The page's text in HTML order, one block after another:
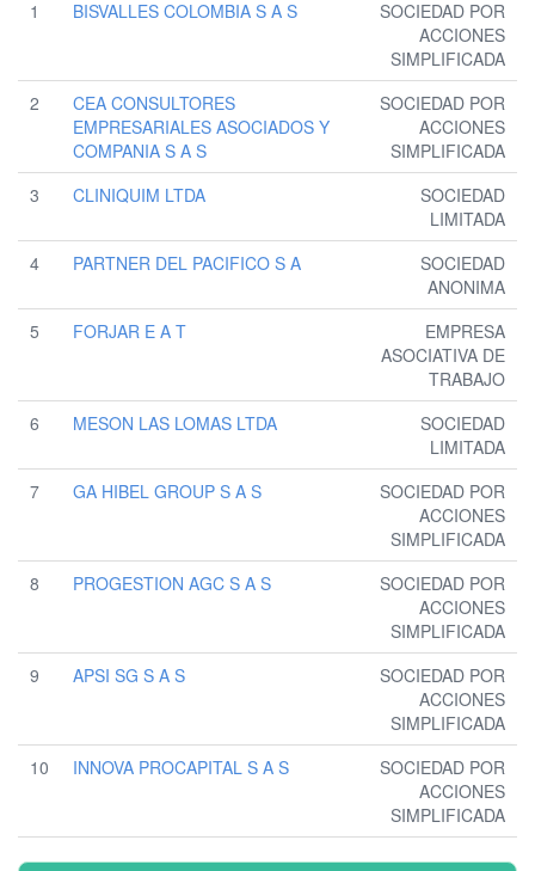
1 BISVALLES COLOMBIA S A S
SOCIEDAD POR
ACCIONES
SIMPLIFICADA
2
CEA CONSULTORES
EMPRESARIALES ASOCIADOS Y
COMPANIA S A S
SOCIEDAD POR
ACCIONES
SIMPLIFICADA
3
CLINIQUIM LTDA
SOCIEDAD
LIMITADA
4
PARTNER DEL PACIFICO S A
SOCIEDAD
ANONIMA
5
FORJAR E A T
EMPRESA
ASOCIATIVA DE
TRABAJO
6
MESON LAS LOMAS LTDA
SOCIEDAD
LIMITADA
7
GA HIBEL GROUP S A S
SOCIEDAD POR
ACCIONES
SIMPLIFICADA
8
PROGESTION AGC S A S
SOCIEDAD POR
ACCIONES
SIMPLIFICADA
9
APSI SG S A S
SOCIEDAD POR
ACCIONES
SIMPLIFICADA
10
INNOVA PROCAPITAL S A S
SOCIEDAD POR
ACCIONES
SIMPLIFICADA